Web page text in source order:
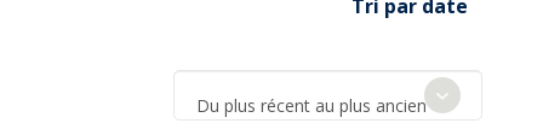
Tri par date
Du plus récent au plus ancien